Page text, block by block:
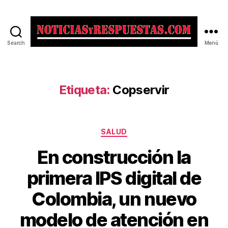
Search Menú
Etiqueta: Copservir
Categorías
SALUD
En construcción la
primera IPS digital de
Colombia, un nuevo
modelo de atención en